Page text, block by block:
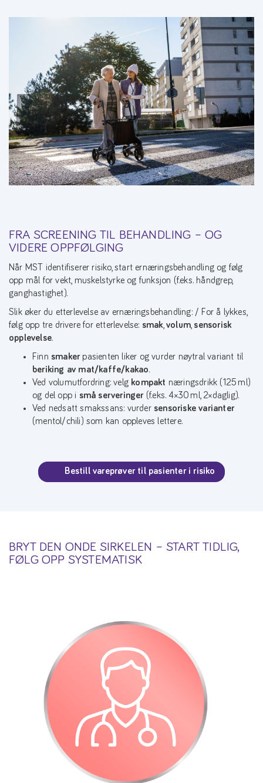
FRA SCREENING TIL BEHANDLING – OG
VIDERE OPPFØLGING
Når MST identifiserer risiko, start ernæringsbehandling og følg
opp mål for vekt, muskelstyrke og funksjon (f.eks. håndgrep,
ganghastighet).
Slik øker du etterlevelse av ernæringsbehandling: / For å lykkes,
følg opp tre drivere for etterlevelse: smak ,volum sensorisk
opplevelse.
Finn smakerpasienten liker og vurder nøytral variant til
beriking av mat/kaffe/kakao.
Ved volumutfordring: velg kompakt næringsdrikk (125 ml)
og del opp i små serveringer(f.eks. 4×30 ml, 2×daglig).
Ved nedsatt smakssans: vurder sensoriske varianter
(mentol/chili) som kan oppleves lettere.
Bestill vareprøver til pasienter i risiko
BRYT DEN ONDE SIRKELEN – START TIDLIG,
FØLG OPP SYSTEMATISK